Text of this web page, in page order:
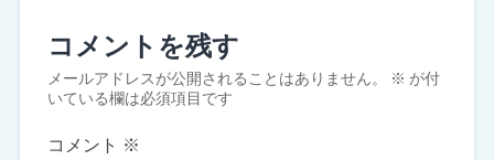
コメントを残す
メールアドレスが公開されることはありません。 ※ が付
いている欄は必須項目です
コメント ※